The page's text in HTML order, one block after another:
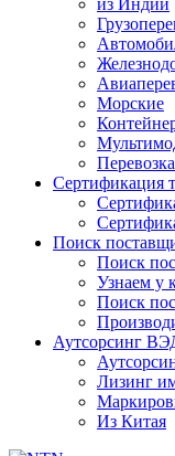
из Индии
Морские
Сертификация
Поиск
Поиск
Узнаем у
Поиск
Аутсорсинг
Лизинг
Из Китая